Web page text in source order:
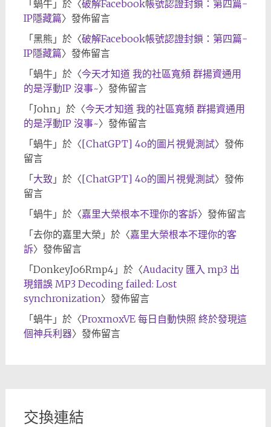
「 蝸牛」於〈破解Facebook帳號認證封鎖：第四篇-
IP隱藏篇〉發佈留言
「 黑熊 」於〈破解Facebook帳號認證封鎖：第四篇-
IP隱藏篇〉發佈留言
「 蝸牛」於〈今天才知道 我的社區寬頻 群揚資通用
的是浮動IP 沒事~〉發佈留言
「 John」於〈今天才知道 我的社區寬頻 群揚資通用
的是浮動IP 沒事~〉發佈留言
「 蝸牛」於〈[ChatGPT] 4o的圖片視覺測試〉發佈
留言
「 大致 」於〈[ChatGPT] 4o的圖片視覺測試〉發佈
留言
「 蝸牛」於〈嘉里大榮根本不理你的客訴〉發佈留言
「 去你的嘉里大榮 」於〈嘉里大榮根本不理你的客
訴〉發佈留言
「 DonkeyJo6Rmp4」於〈Audacity 匯入 mp3 出
現錯誤 MP3 Decoding failed: Lost
synchronization〉發佈留言
「 蝸牛」於〈ProxmoxVE 每日自動快照 終於發現這
個神兵利器〉發佈留言
交換連結